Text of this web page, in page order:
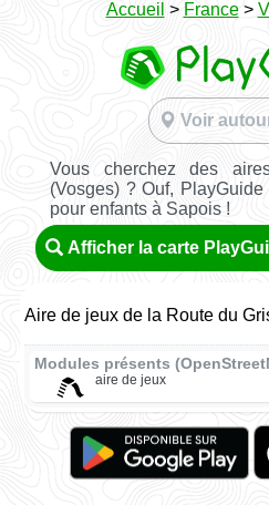
Accueil > France>
Voir
Vous cherchez des
(Vosges) ? Ouf,
pour enfants à Sapois !
Afficher la carte
Aire de jeux de la Route du
Modules présents
aire de jeux